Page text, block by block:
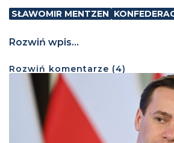
SŁAWOMIR MENTZEN
Rozwiń wpis...
Rozwiń komentarze (4)